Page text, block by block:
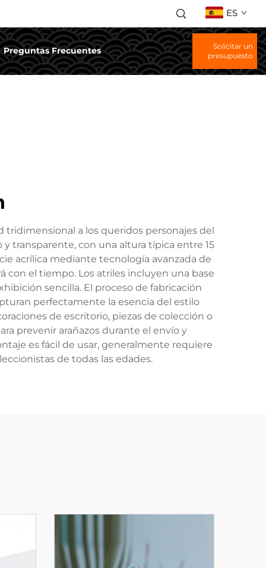
ES
Preguntas Frecuentes
Solicitar un
presupuesto
a los queridos personajes del
transparente, con una altura típica entre 15
acrílica mediante tecnología avanzada de
con el tiempo. Los atriles incluyen una base
sencilla. El proceso de fabricación
perfectamente la esencia del estilo
de escritorio, piezas de colección o
prevenir arañazos durante el envío y
es fácil de usar, generalmente requiere
de todas las edades.